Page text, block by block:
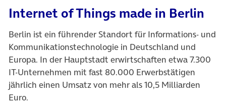
Internet of Things made in Berlin
Berlin ist ein führender Standort für Informations- und
Kommunikationstechnologie in Deutschland und
Europa. In der Hauptstadt erwirtschaften etwa 7.300
IT-Unternehmen mit fast 80.000 Erwerbstätigen
jährlich einen Umsatz von mehr als 10,5 Milliarden
Euro.